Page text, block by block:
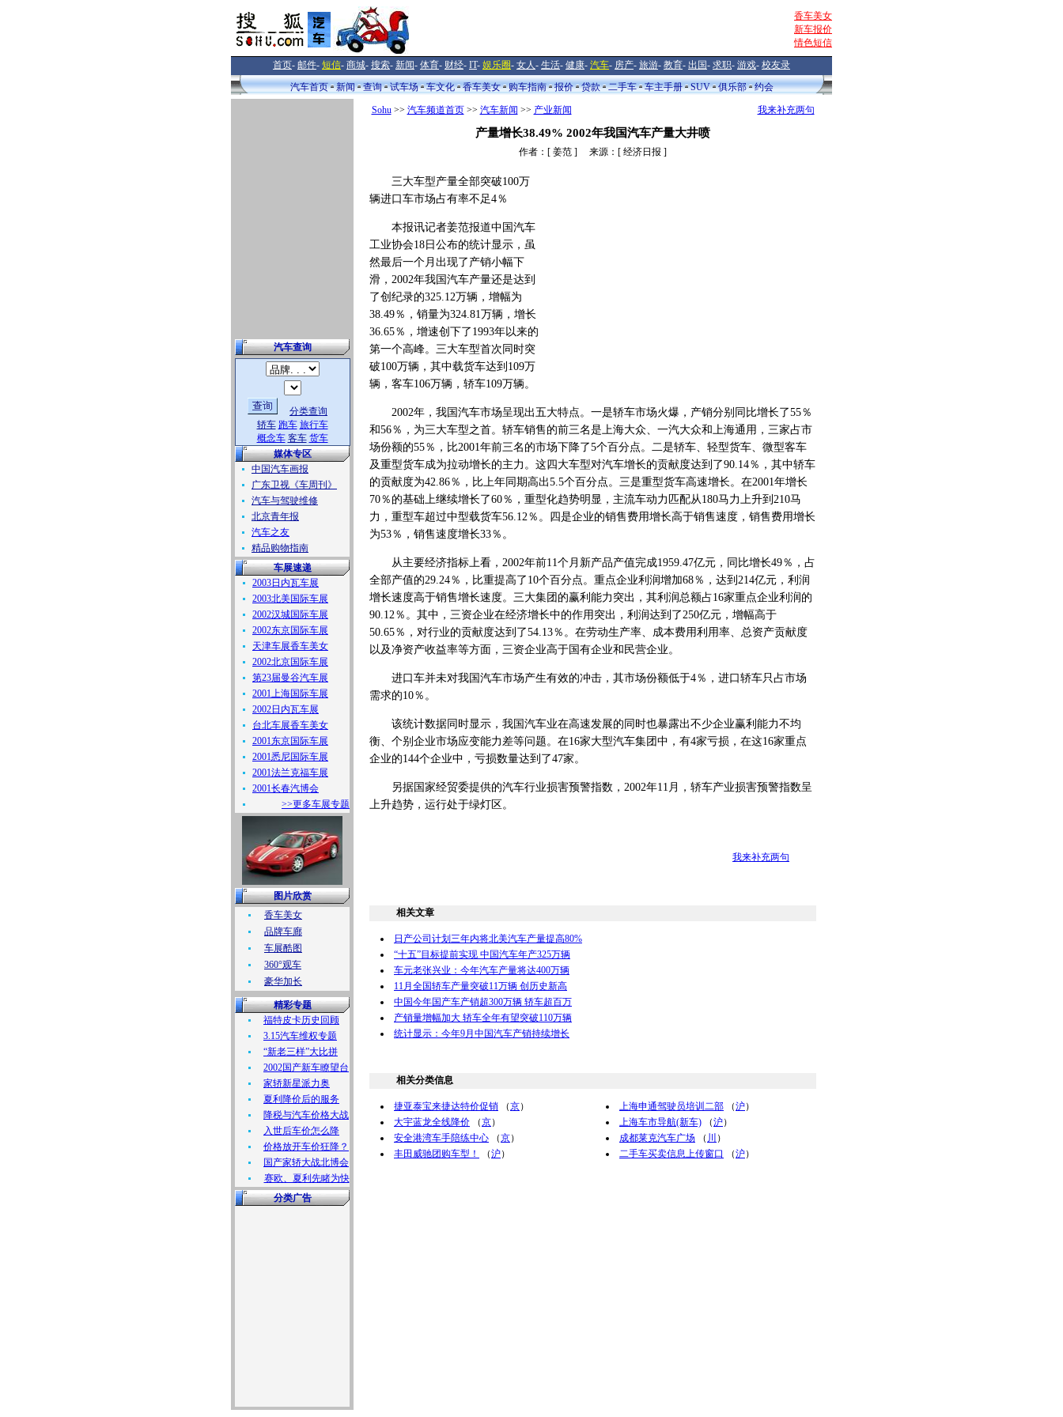
香车美女
新车报价
情色短信
首页- 邮件- 短信- 商城- 搜索- 新闻- 体育- 财经- IT- 娱乐圈- 女人- 生活- 健康- 汽车- 房产- 旅游- 教育- 出国- 求职- 游戏- 校友录
汽车首页
新闻 查询 试车场 车文化 香车美女 购车指南 报价 贷款 二手车 车主手册 SUV 俱乐部 约会
汽车查询
分类查询
轿车 跑车 旅行车
概念车 客车 货车
媒体专区
中国汽车画报
广东卫视《车周刊》
汽车与驾驶维修
北京青年报
汽车之友
精品购物指南
车展速递
2003日内瓦车展
2003北美国际车展
2002汉城国际车展
2002东京国际车展
天津车展香车美女
2002北京国际车展
第23届曼谷汽车展
2001上海国际车展
2002日内瓦车展
台北车展香车美女
2001东京国际车展
2001悉尼国际车展
2001法兰克福车展
2001长春汽博会
>>更多车展专题
图片欣赏
香车美女
品牌车廊
车展酷图
360°观车
豪华加长
精彩专题
福特皮卡历史回顾
3.15汽车维权专题
“新老三样”大比拼
2002国产新车瞭望台
家轿新星派力奥
夏利降价后的服务
降税与汽车价格大战
入世后车价怎么降
价格放开车价狂降？
国产家轿大战北博会
赛欧、夏利先睹为快
分类广告
Sohu>> 汽车频道首页>> 汽车新闻 >> 产业新闻 我来补充两句
产量增长38.49% 2002年我国汽车产量大井喷
作者：[ 姜范 ] 来源：[ 经济日报 ]
三大车型产量全部突破100万
辆进口车市场占有率不足4％
本报讯记者姜范报道中国汽车
工业协会18日公布的统计显示，虽
然最后一个月出现了产销小幅下
滑，2002年我国汽车产量还是达到
了创纪录的325.12万辆，增幅为
38.49％，销量为324.81万辆，增长
36.65％，增速创下了1993年以来的
第一个高峰。三大车型首次同时突
破100万辆，其中载货车达到109万
辆，客车106万辆，轿车109万辆。
2002年，我国汽车市场呈现出五大特点。一是轿车市场火爆，产销分别同比增长了55％
和56％，为三大车型之首。轿车销售的前三名是上海大众、一汽大众和上海通用，三家占市
场份额的55％，比2001年前三名的市场下降了5个百分点。二是轿车、轻型货车、微型客车
及重型货车成为拉动增长的主力。这四大车型对汽车增长的贡献度达到了90.14％，其中轿车
的贡献度为42.86％，比上年同期高出5.5个百分点。三是重型货车高速增长。在2001年增长
70％的基础上继续增长了60％，重型化趋势明显，主流车动力匹配从180马力上升到210马
力，重型车超过中型载货车56.12％。四是企业的销售费用增长高于销售速度，销售费用增长
为53％，销售速度增长33％。
从主要经济指标上看，2002年前11个月新产品产值完成1959.47亿元，同比增长49％，占
全部产值的29.24％，比重提高了10个百分点。重点企业利润增加68％，达到214亿元，利润
增长速度高于销售增长速度。三大集团的赢利能力突出，其利润总额占16家重点企业利润的
90.12％。其中，三资企业在经济增长中的作用突出，利润达到了250亿元，增幅高于
50.65％，对行业的贡献度达到了54.13％。在劳动生产率、成本费用利用率、总资产贡献度
以及净资产收益率等方面，三资企业高于国有企业和民营企业。
进口车并未对我国汽车市场产生有效的冲击，其市场份额低于4％，进口轿车只占市场
需求的10％。
该统计数据同时显示，我国汽车业在高速发展的同时也暴露出不少企业赢利能力不均
衡、个别企业市场应变能力差等问题。在16家大型汽车集团中，有4家亏损，在这16家重点
企业的144个企业中，亏损数量达到了47家。
另据国家经贸委提供的汽车行业损害预警指数，2002年11月，轿车产业损害预警指数呈
上升趋势，运行处于绿灯区。
我来补充两句
相关文章
日产公司计划三年内将北美汽车产量提高80%
“十五”目标提前实现 中国汽车年产325万辆
车元老张兴业：今年汽车产量将达400万辆
11月全国轿车产量突破11万辆 创历史新高
中国今年国产车产销超300万辆 轿车超百万
产销量增幅加大 轿车全年有望突破110万辆
统计显示：今年9月中国汽车产销持续增长
相关分类信息
捷亚泰宝来捷达特价促销 （京）
大宇蓝龙全线降价 （京）
安全港湾车手陪练中心 （京）
丰田威驰团购车型！
（沪）
上海申通驾驶员培训二部 （沪）
上海车市导航(新车) （沪）
成都莱克汽车广场 （ 川 ）
二手车买卖信息上传窗口
（沪）